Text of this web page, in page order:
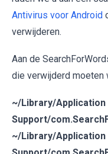
Antivirus voor Android
verwijderen.
Aan de
die verwijderd moeten
~/Library/Application
Support/
~/Library/Application